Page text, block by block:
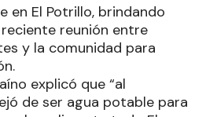
en El Potrillo, brindando
reunión entre
y la comunidad para
explicó que “al
de ser agua potable para